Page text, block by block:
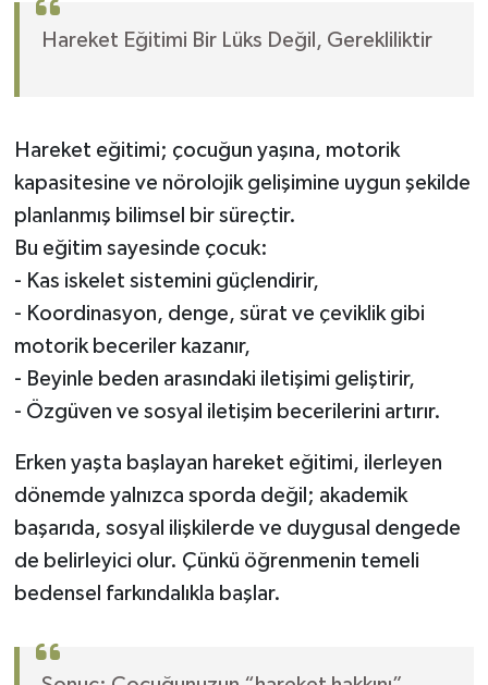
Hareket Eğitimi Bir Lüks Değil, Gerekliliktir
Hareket eğitimi; çocuğun yaşına, motorik
kapasitesine ve nörolojik gelişimine uygun şekilde
planlanmış bilimsel bir süreçtir.
Bu eğitim sayesinde çocuk:
- Kas iskelet sistemini güçlendirir,
- Koordinasyon, denge, sürat ve çeviklik gibi
motorik beceriler kazanır,
- Beyinle beden arasındaki iletişimi geliştirir,
- Özgüven ve sosyal iletişim becerilerini artırır.
Erken yaşta başlayan hareket eğitimi, ilerleyen
dönemde yalnızca sporda değil; akademik
başarıda, sosyal ilişkilerde ve duygusal dengede
de belirleyici olur. Çünkü öğrenmenin temeli
bedensel farkındalıkla başlar.